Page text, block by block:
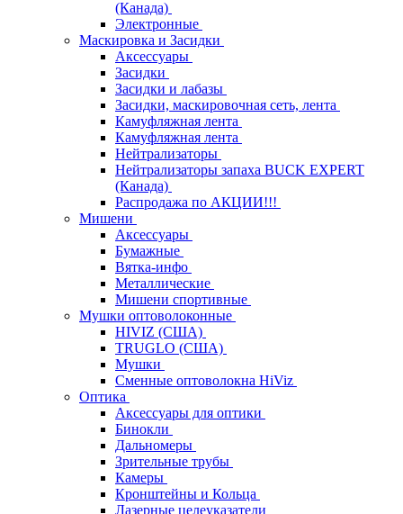
(Канада)
Электронные
Маскировка и Засидки
Аксессуары
Засидки
Засидки и лабазы
Засидки, маскировочная сеть, лента
Камуфляжная лента
Камуфляжная лента
Нейтрализаторы
Нейтрализаторы запаха BUCK EXPERT
(Канада)
Распродажа по АКЦИИ!!!
Мишени
Аксессуары
Бумажные
Вятка-инфо
Металлические
Мишени спортивные
Мушки оптоволоконные
HIVIZ (США)
TRUGLO (США)
Мушки
Сменные оптоволокна HiViz
Оптика
Аксессуары для оптики
Бинокли
Дальномеры
Зрительные трубы
Камеры
Кронштейны и Кольца
Лазерные целеуказатели